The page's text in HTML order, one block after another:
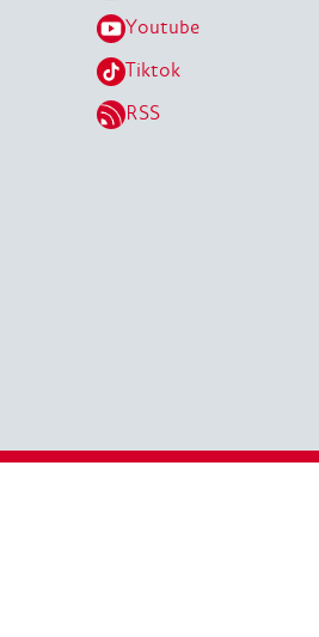
Youtube
Tiktok
RSS